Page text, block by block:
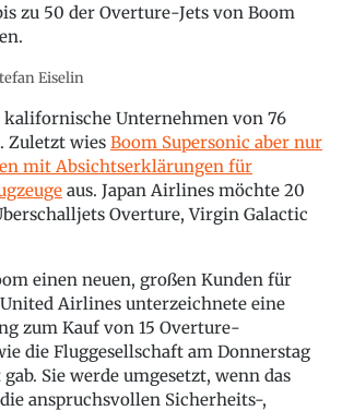
zu 50 der Overture-Jets von Boom
Eiselin
kalifornische Unternehmen von 76
Zuletzt wies Boom Supersonic aber nur
mit Absichtserklärungen für
aus. Japan Airlines möchte 20
Overture, Virgin Galactic
einen neuen, großen Kunden für
Airlines unterzeichnete eine
zum Kauf von 15 Overture-
die Fluggesellschaft am Donnerstag
Sie werde umgesetzt, wenn das
anspruchsvollen Sicherheits-,